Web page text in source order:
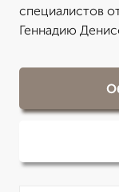
специалистов
Геннадию